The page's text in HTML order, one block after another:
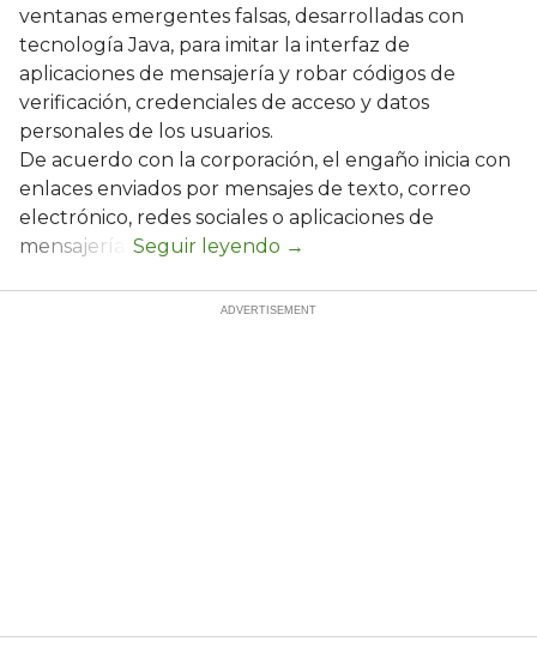
ventanas emergentes falsas, desarrolladas con
tecnología Java, para imitar la interfaz de
aplicaciones de mensajería y robar códigos de
verificación, credenciales de acceso y datos
personales de los usuarios.
De acuerdo con la corporación, el engaño inicia con
enlaces enviados por mensajes de texto, correo
electrónico, redes sociales o aplicaciones de
mensajería.